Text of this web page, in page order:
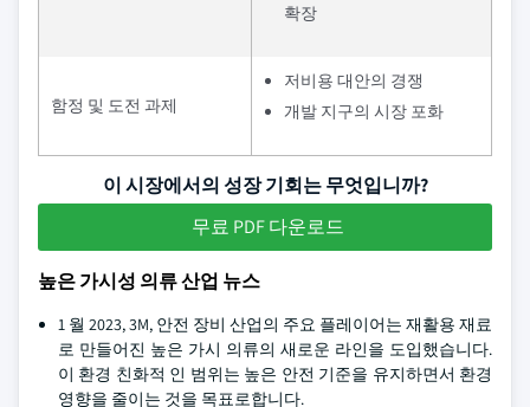
확장
함정 및 도전 과제
저비용 대안의 경쟁
개발 지구의 시장 포화
이 시장에서의 성장 기회는 무엇입니까?
무료 PDF 다운로드
높은 가시성 의류 산업 뉴스
1 월 2023, 3M, 안전 장비 산업의 주요 플레이어는 재활용 재료
로 만들어진 높은 가시 의류의 새로운 라인을 도입했습니다.
이 환경 친화적 인 범위는 높은 안전 기준을 유지하면서 환경
영향을 줄이는 것을 목표로합니다.